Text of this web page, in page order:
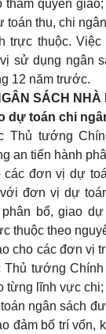
quyền
toán thu, chi
trực thuộc.
sử dụng ngân
12 năm trước.
SÁCH NHÀ
dự toán chi
Thủ tướng
an tiến hành
các đơn vị dự
đơn vị dự
bổ, giao
thuộc theo
cho các đơn vị
tướng
từng lĩnh vực chi;
ngân sách
đảm bố trí vốn,